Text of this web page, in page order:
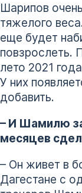
Шарипов
тяжелого
еще будет
повзрослеть.
лето 2021
У них
добавить.
– И Шамилю
месяцев
– Он живет в
Дагестане с